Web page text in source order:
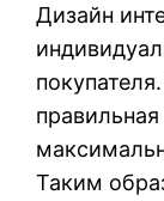
Дизайн
Таким